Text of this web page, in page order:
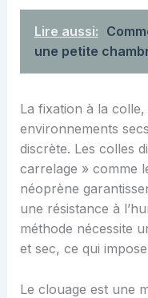
Lire aussi:
une petite
La fixation à la
environnements
discrète. Les colles
carrelage » comme
néoprène
une résistance à
méthode nécessite
et sec, ce qui
Le clouage est une